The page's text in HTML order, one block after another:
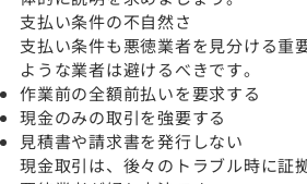
支払い条件の不自然さ
支払い条件も悪徳業者を見分ける重
ような業者は避けるべきです。
作業前の全額前払いを要求する
現金のみの取引を強要する
見積書や請求書を発行しない
現金取引は、後々のトラブル時に証